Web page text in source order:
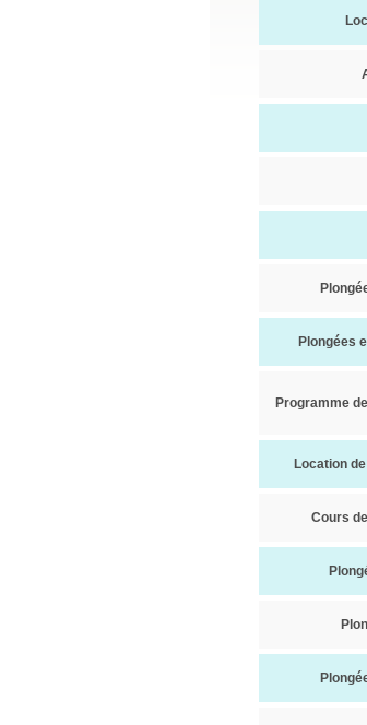
Plongées
Programme
Location
Cours